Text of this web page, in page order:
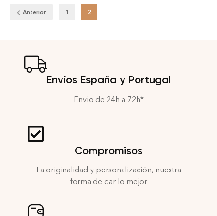
Anterior 1 2
Envíos España y Portugal
Envio de 24h a 72h*
Compromisos
La originalidad y personalización, nuestra
forma de dar lo mejor